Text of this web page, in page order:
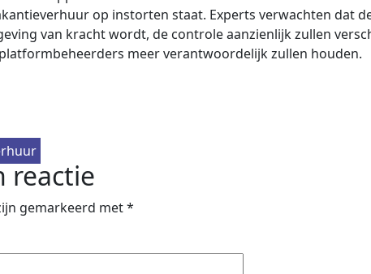
op instorten staat. Experts verwachten dat
van kracht wordt, de controle aanzienlijk zullen
meer verantwoordelijk zullen houden.
reactie
gemarkeerd met*